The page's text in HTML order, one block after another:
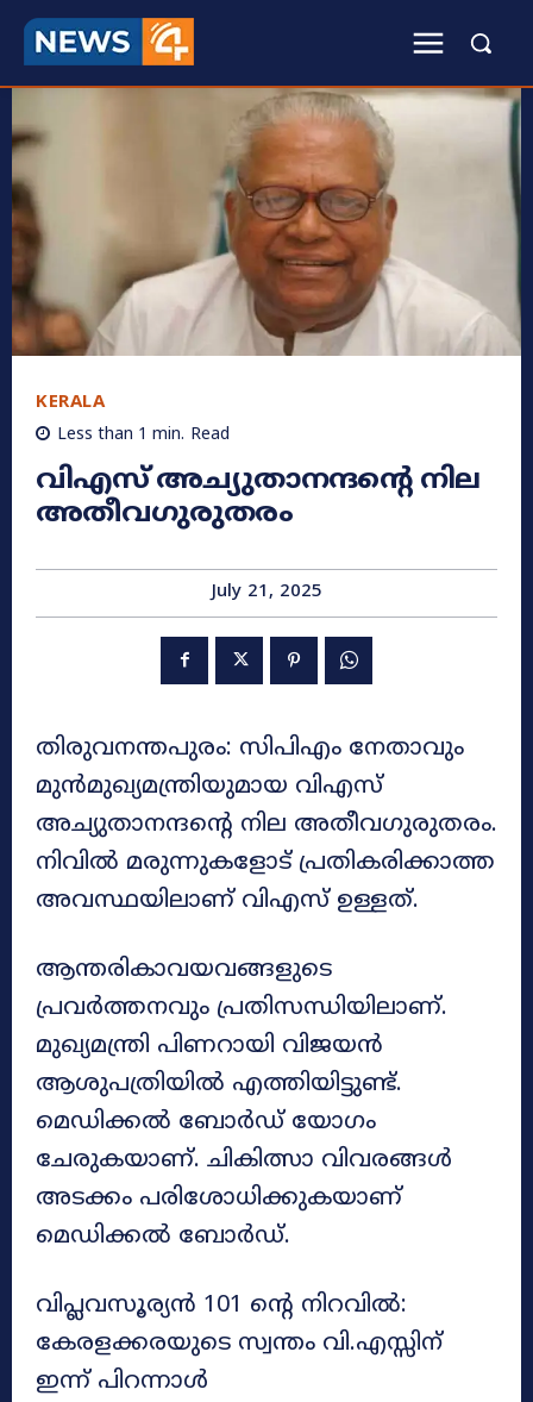
KERALA
Less than 1 min. Read
വിഎസ് അച്യുതാനന്ദന്റെ നില
അതീവഗുരുതരം
July 21, 2025
തിരുവനന്തപുരം: സിപിഎം നേതാവും
മുന്‍മുഖ്യമന്ത്രിയുമായ വിഎസ്
അച്യുതാനന്ദന്റെ നില അതീവഗുരുതരം.
നിവില്‍ മരുന്നുകളോട് പ്രതികരിക്കാത്ത
അവസ്ഥയിലാണ് വിഎസ് ഉള്ളത്.
ആന്തരികാവയവങ്ങളുടെ
പ്രവര്‍ത്തനവും പ്രതിസന്ധിയിലാണ്.
മുഖ്യമന്ത്രി പിണറായി വിജയന്‍
ആശുപത്രിയില്‍ എത്തിയിട്ടുണ്ട്.
മെഡിക്കല്‍ ബോര്‍ഡ് യോഗം
ചേരുകയാണ്. ചികിത്സാ വിവരങ്ങള്‍
അടക്കം പരിശോധിക്കുകയാണ്
മെഡിക്കല്‍ ബോര്‍ഡ്.
വിപ്ലവസൂര്യൻ 101 ന്റെ നിറവിൽ:
കേരളക്കരയുടെ സ്വന്തം വി.എസ്സിന്
ഇന്ന് പിറന്നാൾ